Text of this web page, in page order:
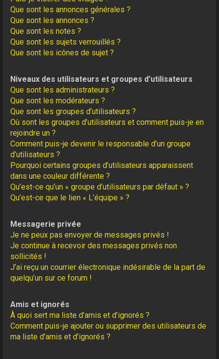
Que sont les annonces générales ?
Que sont les annonces ?
Que sont les notes ?
Que sont les sujets verrouillés ?
Que sont les icônes de sujet ?
Niveaux des utilisateurs et groupes d’utilisateurs
Que sont les administrateurs ?
Que sont les modérateurs ?
Que sont les groupes d’utilisateurs ?
Où sont les groupes d’utilisateurs et comment puis-je en
rejoindre un ?
Comment puis-je devenir le responsable d’un groupe
d’utilisateurs ?
Pourquoi certains groupes d’utilisateurs apparaissent
dans une couleur différente ?
Qu’est-ce qu’un « groupe d’utilisateurs par défaut » ?
Qu’est-ce que le lien « L’équipe » ?
Messagerie privée
Je ne peux pas envoyer de messages privés !
Je continue à recevoir des messages privés non
sollicités !
J’ai reçu un courrier électronique indésirable de la part de
quelqu’un sur ce forum !
Amis et ignorés
À quoi sert ma liste d’amis et d’ignorés ?
Comment puis-je ajouter ou supprimer des utilisateurs de
ma liste d’amis et d’ignorés ?